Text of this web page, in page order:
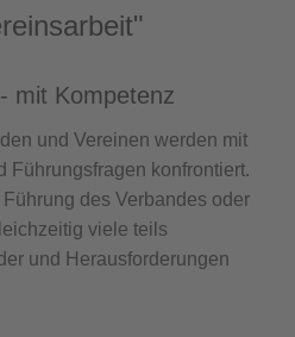
mit Kompetenz
und Vereinen werden mit
Führungsfragen konfrontiert.
des Verbandes oder
viele teils
und Herausforderungen